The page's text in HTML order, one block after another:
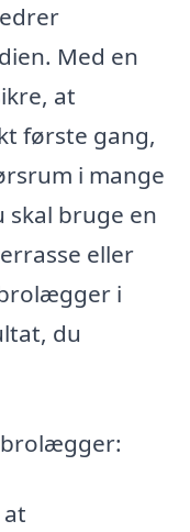
Med en
at
første gang,
i mange
skal bruge en
eller
i
du